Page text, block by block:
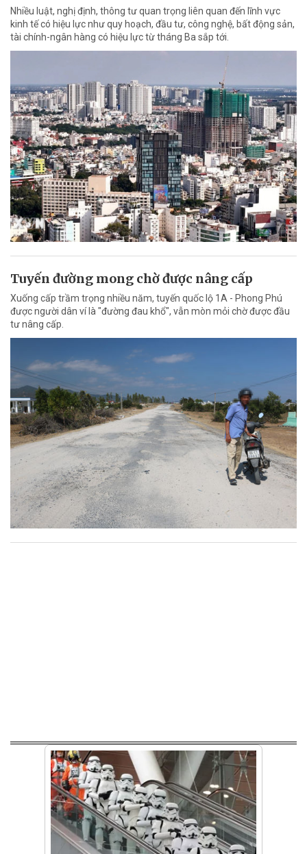
Nhiều luật, nghị định, thông tư quan trọng liên quan đến lĩnh vực
kinh tế có hiệu lực như quy hoạch, đầu tư, công nghệ, bất động sản,
tài chính-ngân hàng có hiệu lực từ tháng Ba sắp tới.
Tuyến đường mong chờ được nâng cấp
Xuống cấp trầm trọng nhiều năm, tuyến quốc lộ 1A - Phong Phú
được người dân ví là "đường đau khổ", vẫn mòn mỏi chờ được đầu
tư nâng cấp.